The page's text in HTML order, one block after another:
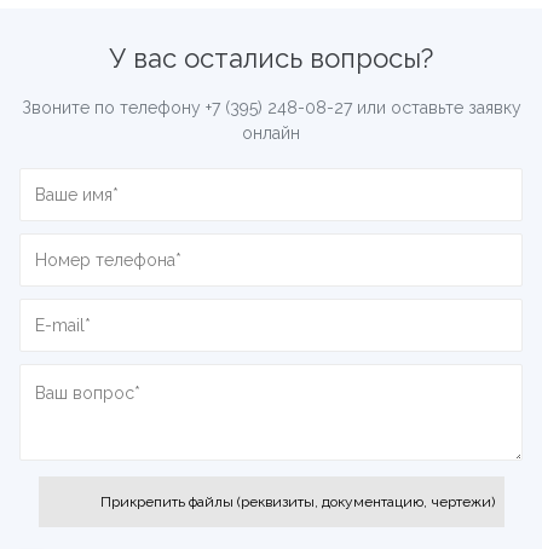
У вас остались вопросы?
Звоните по телефону +7 (395) 248-08-27или оставьте заявку
онлайн
Прикрепить файлы (реквизиты, документацию, чертежи)